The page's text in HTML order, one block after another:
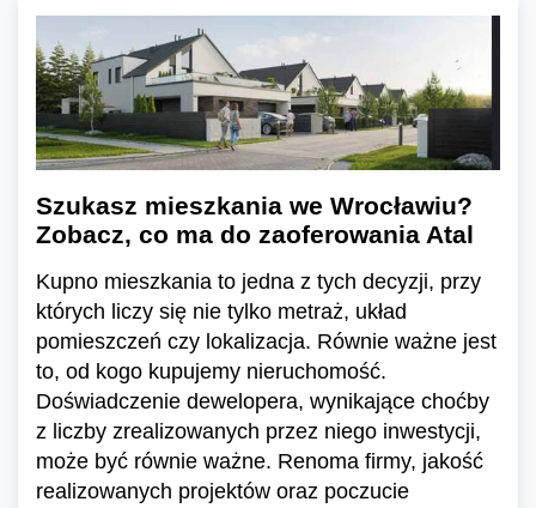
Szukasz mieszkania we Wrocławiu?
Zobacz, co ma do zaoferowania Atal
Kupno mieszkania to jedna z tych decyzji, przy
których liczy się nie tylko metraż, układ
pomieszczeń czy lokalizacja. Równie ważne jest
to, od kogo kupujemy nieruchomość.
Doświadczenie dewelopera, wynikające choćby
z liczby zrealizowanych przez niego inwestycji,
może być równie ważne. Renoma firmy, jakość
realizowanych projektów oraz poczucie